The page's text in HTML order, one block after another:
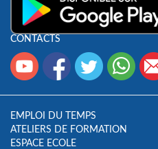
CONTACTS
EMPLOI DU TEMPS
ATELIERS DE FORMATION
ESPACE ECOLE